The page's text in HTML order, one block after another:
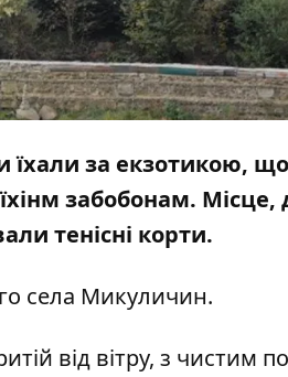
за екзотикою,
забобонам.
тенісні корти.
села Микуличин.
від вітру, з чистим